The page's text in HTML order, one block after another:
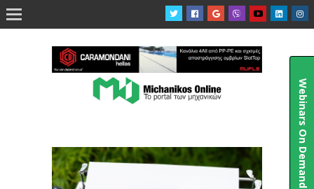

Webinars On Demand